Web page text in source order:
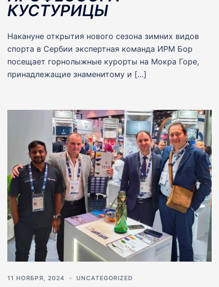
КУСТУРИЦЫ
Накануне открытия нового сезона зимних видов
спорта в Сербии экспертная команда ИРМ Бор
посещает горнолыжные курорты на Мокра Горе,
принадлежащие знаменитому и […]
11 НОЯБРЯ, 2024 UNCATEGORIZED